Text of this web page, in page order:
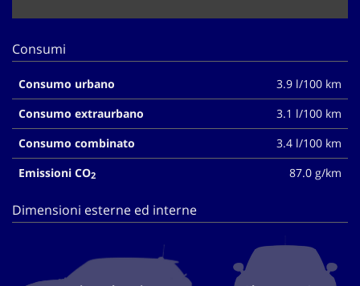
Consumi
Consumo urbano
3.9 l/100 km
Consumo extraurbano
3.1 l/100 km
Consumo combinato
3.4 l/100 km
Emissioni CO2 87.0 g/km
Dimensioni esterne ed interne